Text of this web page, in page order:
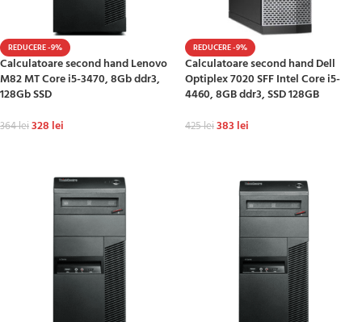
REDUCERE -9%
Calculatoare second hand Lenovo
M82 MT Core i5-3470, 8Gb ddr3,
128Gb SSD
364lei328 lei
REDUCERE -9%
Calculatoare second hand Dell
Optiplex 7020 SFF Intel Core i5-
4460, 8GB ddr3, SSD 128GB
425lei383 lei